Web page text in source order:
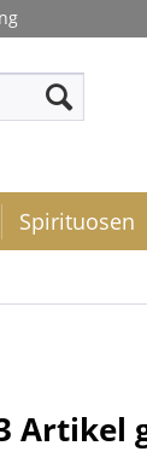
Spirituosen
Artikel